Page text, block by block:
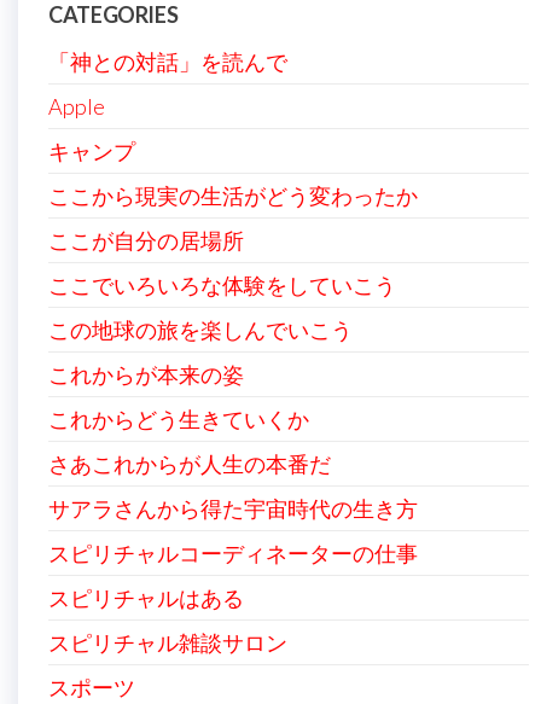
CATEGORIES
「神との対話」を読んで
Apple
キャンプ
ここから現実の生活がどう変わったか
ここが自分の居場所
ここでいろいろな体験をしていこう
この地球の旅を楽しんでいこう
これからが本来の姿
これからどう生きていくか
さあこれからが人生の本番だ
サアラさんから得た宇宙時代の生き方
スピリチャルコーディネーターの仕事
スピリチャルはある
スピリチャル雑談サロン
スポーツ